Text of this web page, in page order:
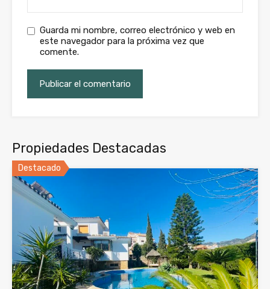
Guarda mi nombre, correo electrónico y web en
este navegador para la próxima vez que
comente.
Propiedades Destacadas
Destacado